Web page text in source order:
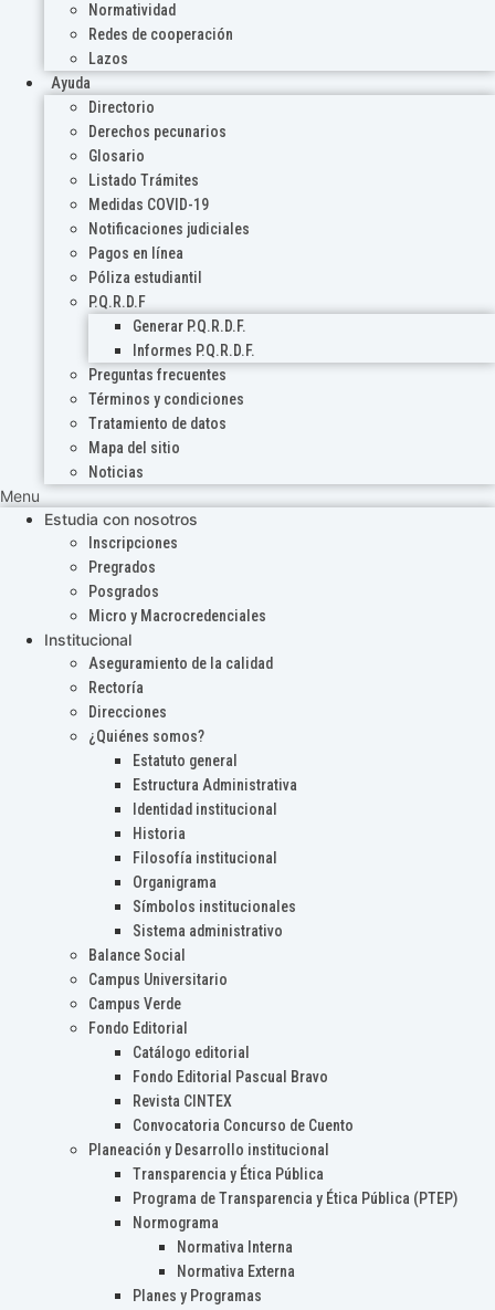
Normatividad
Redes de cooperación
Lazos
Ayuda
Directorio
Derechos pecunarios
Glosario
Listado Trámites
Medidas COVID-19
Notificaciones judiciales
Pagos en línea
Póliza estudiantil
P.Q.R.D.F
Generar P.Q.R.D.F.
Informes P.Q.R.D.F.
Preguntas frecuentes
Términos y condiciones
Tratamiento de datos
Mapa del sitio
Noticias
Menu
Estudia con nosotros
Inscripciones
Pregrados
Posgrados
Micro y Macrocredenciales
Institucional
Aseguramiento de la calidad
Rectoría
Direcciones
¿Quiénes somos?
Estatuto general
Estructura Administrativa
Identidad institucional
Historia
Filosofía institucional
Organigrama
Símbolos institucionales
Sistema administrativo
Balance Social
Campus Universitario
Campus Verde
Fondo Editorial
Catálogo editorial
Fondo Editorial Pascual Bravo
Revista CINTEX
Convocatoria Concurso de Cuento
Planeación y Desarrollo institucional
Transparencia y Ética Pública
Programa de Transparencia y Ética Pública (PTEP)
Normograma
Normativa Interna
Normativa Externa
Planes y Programas